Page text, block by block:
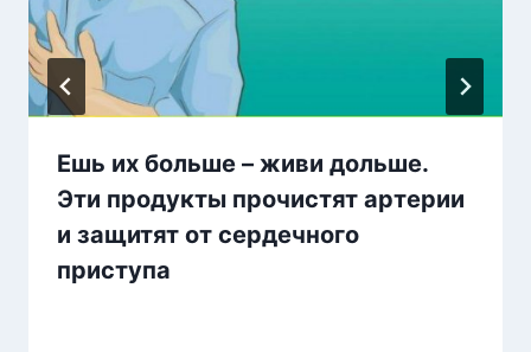
Ешь их больше – живи дольше.
Эти продукты прочистят артерии
и защитят от сердечного
приступа